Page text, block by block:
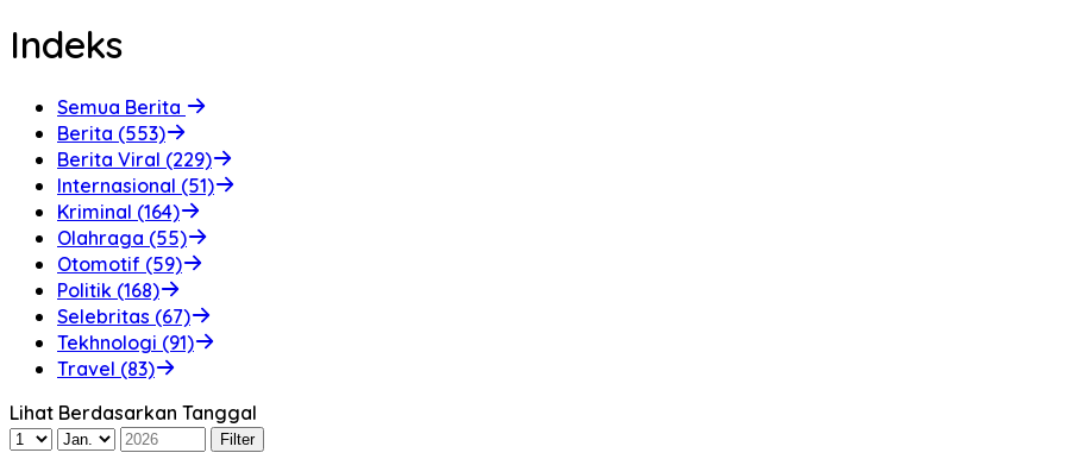
Indeks
Semua Berita
Berita (553)
Berita Viral (229)
Internasional (51)
Kriminal (164)
Olahraga (55)
Otomotif (59)
Politik (168)
Selebritas (67)
Tekhnologi (91)
Travel (83)
Lihat Berdasarkan Tanggal